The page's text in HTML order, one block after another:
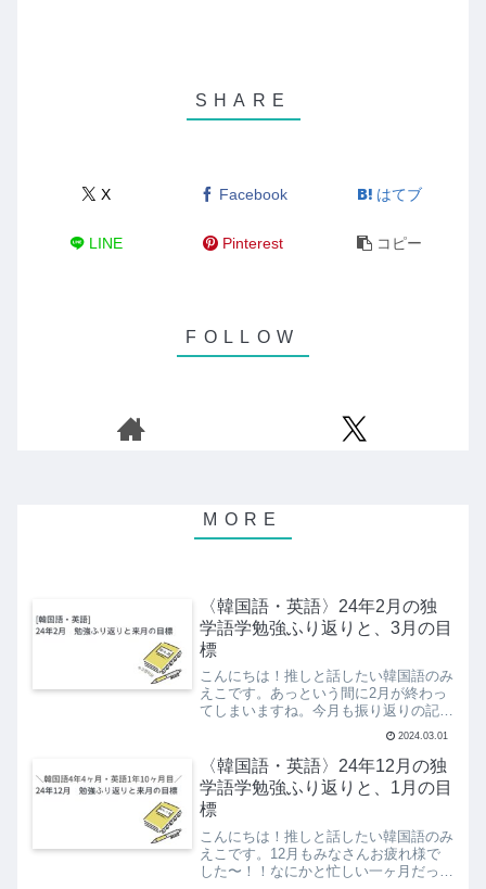
X Facebook はてブ
LINE Pinterest コピー
〈韓国語・英語〉24年2月の独
学語学勉強ふり返りと、3月の目
標
こんにちは！推しと話したい韓国語のみ
えこです。あっという間に2月が終わっ
てしまいますね。今月も振り返りの記事
ハン検2級に合格したい気持ちがより高
まった月でした。過去問を何度か解いて
いて（あ、このままじゃ合...
2024.03.01
〈韓国語・英語〉24年12月の独
学語学勉強ふり返りと、1月の目
標
こんにちは！推しと話したい韓国語のみ
えこです。12月もみなさんお疲れ様で
した〜！！なにかと忙しい一ヶ月だった